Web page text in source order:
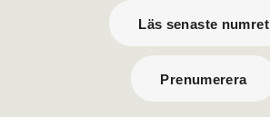
Läs senaste numret
Prenumerera